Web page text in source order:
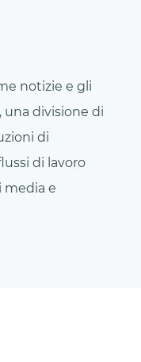
notizie e gli
divisione di
di
di lavoro
media e